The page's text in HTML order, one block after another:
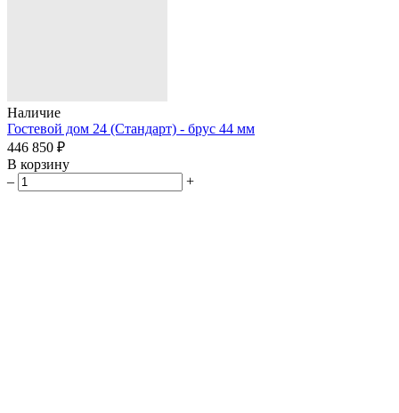
Наличие
Гостевой дом 24 (Стандарт) - брус 44 мм
446 850 ₽
В корзину
–
+